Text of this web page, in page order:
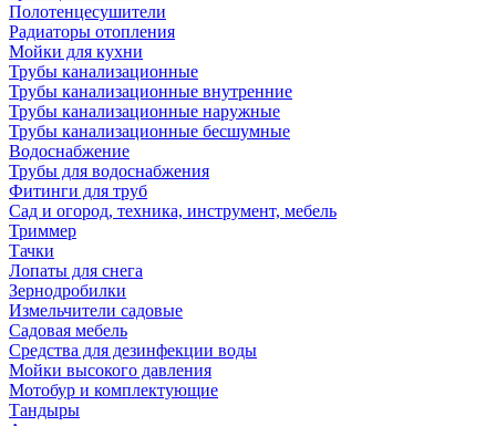
Полотенцесушители
Радиаторы отопления
Мойки для кухни
Трубы канализационные
Трубы канализационные внутренние
Трубы канализационные наружные
Трубы канализационные бесшумные
Водоснабжение
Трубы для водоснабжения
Фитинги для труб
Сад и огород, техника, инструмент, мебель
Триммер
Тачки
Лопаты для снега
Зернодробилки
Измельчители садовые
Садовая мебель
Средства для дезинфекции воды
Мойки высокого давления
Мотобур и комплектующие
Тандыры